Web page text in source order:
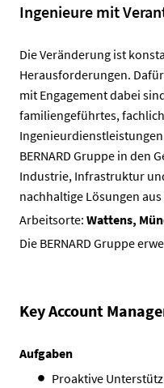
Ingenieure mit
Die Veränderung ist
Herausforderungen.
mit Engagement dabei
familiengeführtes,
BERNARD Gruppe in den
Industrie, Infrastruktur
nachhaltige Lösungen
Arbeitsorte: Wattens,
Die BERNARD Gruppe
Key Account
Aufgaben
Proaktive